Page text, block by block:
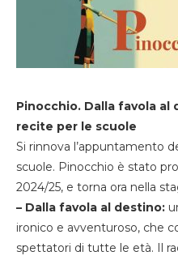
Pinocchio. Dalla favola al
recite per le scuole
Si rinnova l’appuntamento
scuole. Pinocchio è stato
2024/25, e torna ora nella
– Dalla favola al destino:
ironico e avventuroso, che
spettatori di tutte le età. Il